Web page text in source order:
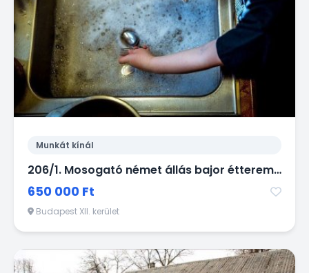
Munkát kínál
206/1. Mosogató német állás bajor étterem München
650 000 Ft
Budapest XII. kerület